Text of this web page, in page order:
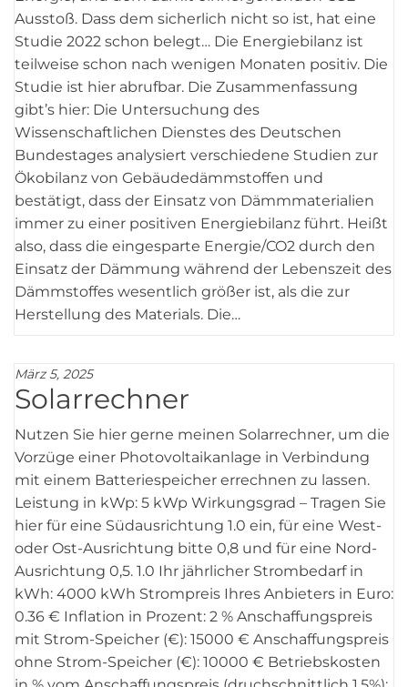
Ausstoß. Dass dem sicherlich nicht so ist, hat eine
Studie 2022 schon belegt… Die Energiebilanz ist
teilweise schon nach wenigen Monaten positiv. Die
Studie ist hier abrufbar. Die Zusammenfassung
gibt’s hier: Die Untersuchung des
Wissenschaftlichen Dienstes des Deutschen
Bundestages analysiert verschiedene Studien zur
Ökobilanz von Gebäudedämmstoffen und
bestätigt, dass der Einsatz von Dämmmaterialien
immer zu einer positiven Energiebilanz führt. Heißt
also, dass die eingesparte Energie/CO2 durch den
Einsatz der Dämmung während der Lebenszeit des
Dämmstoffes wesentlich größer ist, als die zur
Herstellung des Materials. Die…
März 5, 2025
Solarrechner
Nutzen Sie hier gerne meinen Solarrechner, um die
Vorzüge einer Photovoltaikanlage in Verbindung
mit einem Batteriespeicher errechnen zu lassen.
Leistung in kWp: 5 kWp Wirkungsgrad – Tragen Sie
hier für eine Südausrichtung 1.0 ein, für eine West-
oder Ost-Ausrichtung bitte 0,8 und für eine Nord-
Ausrichtung 0,5. 1.0 Ihr jährlicher Strombedarf in
kWh: 4000 kWh Strompreis Ihres Anbieters in Euro:
0.36 € Inflation in Prozent: 2 % Anschaffungspreis
mit Strom-Speicher (€): 15000 € Anschaffungspreis
ohne Strom-Speicher (€): 10000 € Betriebskosten